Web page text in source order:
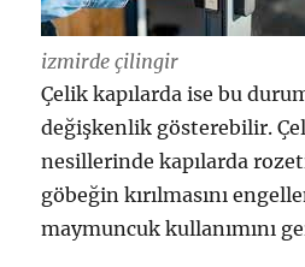
izmirde çilingir
Çelik kapılarda ise bu
değişkenlik gösterebilir.
nesillerinde kapılarda
göbeğin kırılmasını
maymuncuk kullanımını